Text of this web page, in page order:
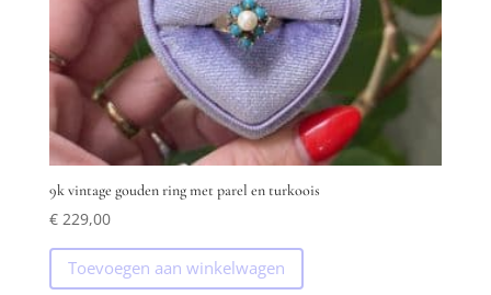
9k vintage gouden ring met parel en turkoois
€229,00
Toevoegen aan winkelwagen